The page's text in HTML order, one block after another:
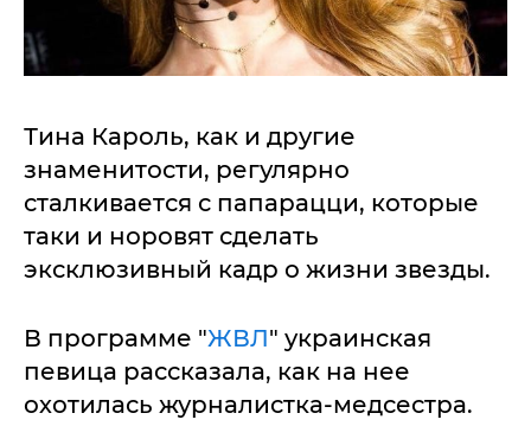
Тина Кароль, как и другие
знаменитости, регулярно
сталкивается с папарацци, которые
таки и норовят сделать
эксклюзивный кадр о жизни звезды.
В программе "ЖВЛ" украинская
певица рассказала, как на нее
охотилась журналистка-медсестра.